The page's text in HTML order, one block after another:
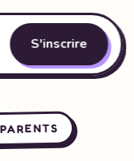
S'inscrire